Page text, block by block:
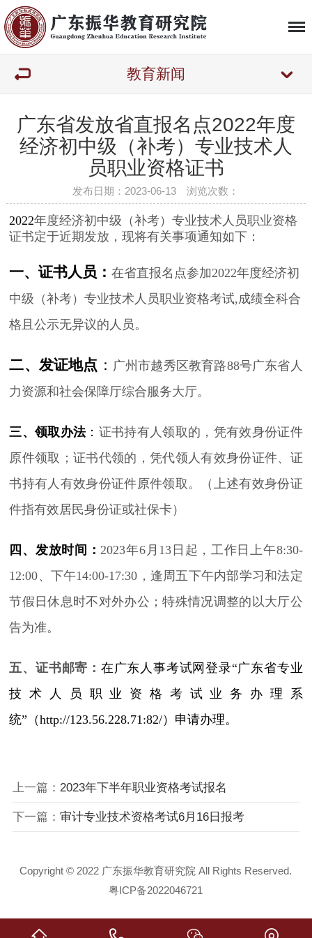
教育新闻
广东省发放省直报名点2022年度
经济初中级（补考）专业技术人
员职业资格证书
发布日期：2023-06-13 浏览次数：
2022年度经济初中级（补考）专业技术人员职业资格
证书定于近期发放，现将有关事项通知如下：
一、证书人员：在省直报名点参加2022年度经济初
中级（补考）专业技术人员职业资格考试,成绩全科合
格且公示无异议的人员。
二、发证地点 ： 广州市越秀区教育路88号广东省人
力资源和社会保障厅综合服务大厅。
三、领取办法： 证书持有人领取的，凭有效身份证件
原件领取；证书代领的，凭代领人有效身份证件、证
书持有人有效身份证件原件领取。（上述有效身份证
件指有效居民身份证或社保卡）
四、发放时间：2023年6月13日起，工作日上午8:30-
12:00、下午14:00-17:30，逢周五下午内部学习和法定
节假日休息时不对外办公；特殊情况调整的以大厅公
告为准。
五、证书邮寄： 在广东人事考试网登录“广东省专业
技术人员职业资格考试业务办理系
统”（http://123.56.228.71:82/）申请办理。
上一篇： 2023年下半年职业资格考试报名
下一篇： 审计专业技术资格考试6月16日报考
Copyright © 2022 广东振华教育研究院 All Rights Reserved.
粤ICP备2022046721